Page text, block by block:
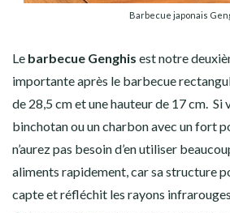
Barbecue japonais
Le barbecue Genghis est notre
importante après le barbecue
de 28,5 cm et une hauteur de 17 cm. Si
binchotan ou un charbon avec un fort
n’aurez pas besoin d’en utiliser
aliments rapidement, car sa structure
capte et réfléchit les rayons